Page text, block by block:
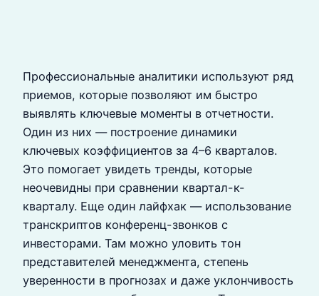
Профессиональные аналитики используют ряд
приемов, которые позволяют им быстро
выявлять ключевые моменты в отчетности.
Один из них — построение динамики
ключевых коэффициентов за 4–6 кварталов.
Это помогает увидеть тренды, которые
неочевидны при сравнении квартал-к-
кварталу. Еще один лайфхак — использование
транскриптов конференц-звонков с
инвесторами. Там можно уловить тон
представителей менеджмента, степень
уверенности в прогнозах и даже уклончивость